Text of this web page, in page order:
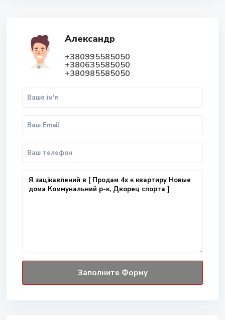
Александр
+380995585050
+380635585050
+380985585050